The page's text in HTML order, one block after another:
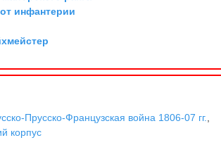
инфантерии
Прусско-Французская война 1806-07 гг.
корпус